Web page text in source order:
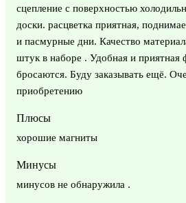
сцепление с поверхностью
доски. расцветка приятная,
и пасмурные дни. Качество
штук в наборе . Удобная и приятная
бросаются. Буду заказывать ещё.
приобретению
Плюсы
хорошие магниты
Минусы
минусов не обнаружила .